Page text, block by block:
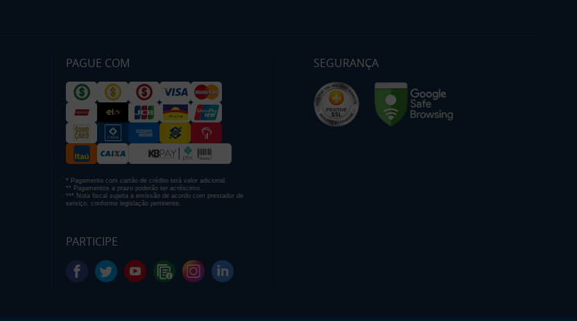
PAGUE COM
* Pagamento com cartão de crédito terá valor adicional.
** Pagamentos a prazo poderão ter acréscimo.
*** Nota fiscal sujeita a emissão de acordo com prestador de
serviço, conforme legislação pertinente.
PARTICIPE
SEGURANÇA